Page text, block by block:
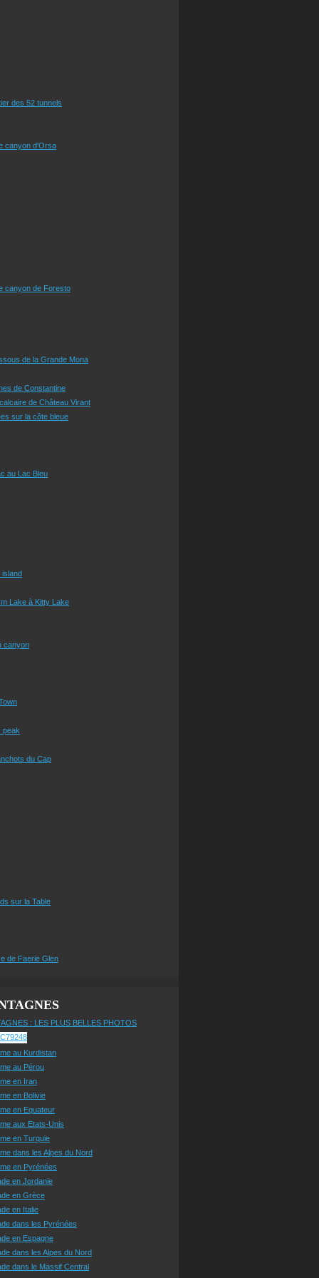
des 52 tunnels
canyon d'Orsa
canyon de Foresto
de la Grande Mona
de Constantine
de Château Virant
sur la côte bleue
au Lac Bleu
island
Lake à Kitty Lake
canyon
peak
du Cap
sur la Table
de Faerie Glen
: LES PLUS BELLES PHOTOS
au Kurdistan
au Pérou
en Iran
en Bolivie
en Equateur
aux Etats-Unis
en Turquie
dans les Alpes du Nord
en Pyrénées
en Jordanie
en Grèce
en Italie
dans les Pyrénées
en Espagne
dans les Alpes du Nord
dans le Massif Central